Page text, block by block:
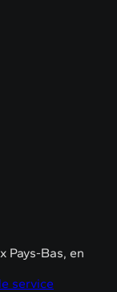
Pays-Bas, en
service